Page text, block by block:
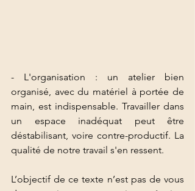
- L'organisation : un atelier bien
organisé, avec du matériel à portée de
main, est indispensable. Travailler dans
un espace inadéquat peut être
déstabilisant, voire contre-productif. La
qualité de notre travail s'en ressent.
L’objectif de ce texte n’est pas de vous